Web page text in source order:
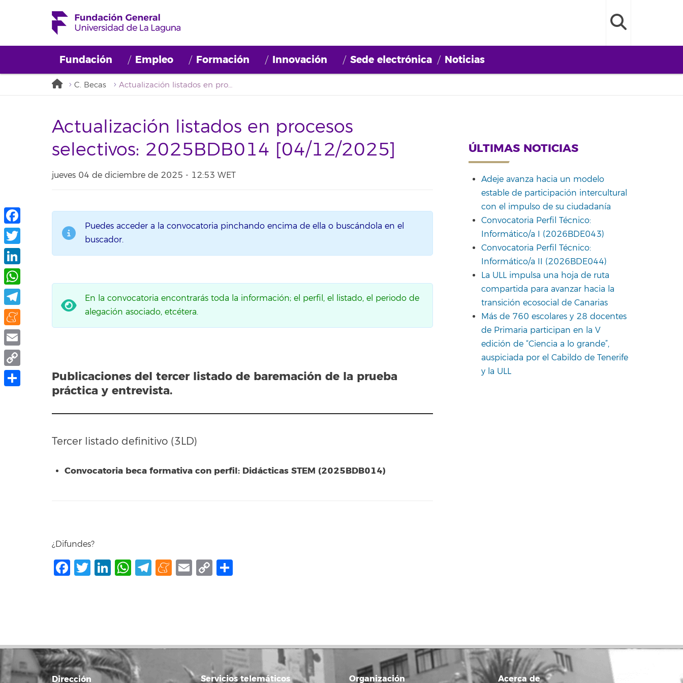
Fundación Empleo Formación Innovación Sede electrónica Noticias
C. Becas Actualización listados en procesos selectivos: 2025BDB014 [04/12/2025]
Actualización listados en procesos
selectivos: 2025BDB014 [04/12/2025]
jueves 04 de diciembre de 2025 - 12:53 WET
Puedes acceder a la convocatoria pinchando encima de ella o buscándola en el
buscador.
En la convocatoria encontrarás toda la información; el perfil, el listado, el periodo de
alegación asociado, etcétera.
Publicaciones del tercer listado de baremación de la prueba
práctica y entrevista.
Tercer listado definitivo (3LD)
Convocatoria beca formativa con perfil: Didácticas STEM (2025BDB014)
¿Difundes?
Facebook
Twitter
LinkedIn
WhatsApp
Telegram
Meneame
Email
Copy
ÚLTIMAS NOTICIAS
Adeje avanza hacia un modelo
estable de participación intercultural
con el impulso de su ciudadanía
Convocatoria Perfil Técnico:
Informático/a I (2026BDE043)
Convocatoria Perfil Técnico:
Informático/a II (2026BDE044)
La ULL impulsa una hoja de ruta
compartida para avanzar hacia la
transición ecosocial de Canarias
Más de 760 escolares y 28 docentes
de Primaria participan en la V
edición de “Ciencia a lo grande”,
auspiciada por el Cabildo de Tenerife
y la ULL
Dirección Servicios telemáticos Organización Acerca de
Facebook
Twitter
LinkedIn
WhatsApp
Telegram
Meneame
Email
Copy